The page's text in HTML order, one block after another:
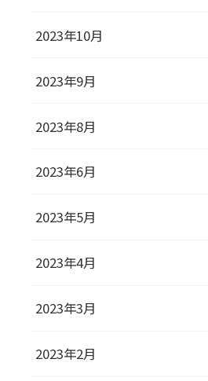
2023年10月
2023年9月
2023年8月
2023年6月
2023年5月
2023年4月
2023年3月
2023年2月